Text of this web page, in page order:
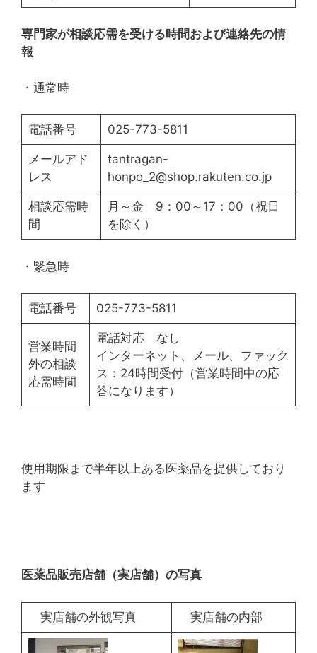
専門家が相談応需を受ける時間および連絡先の情
報
・通常時
電話番号 025-773-5811
メールアド
レス
tantragan-
honpo_2@shop.rakuten.co.jp
相談応需時
間
月～金 9：00～17：00（祝日
を除く）
・緊急時
電話番号 025-773-5811
営業時間
外の相談
応需時間
電話対応 なし
インターネット、メール、ファック
ス：24時間受付（営業時間中の応
答になります）
使用期限まで半年以上ある医薬品を提供しており
ます
医薬品販売店舗（実店舗）の写真
実店舗の外観写真 実店舗の内部